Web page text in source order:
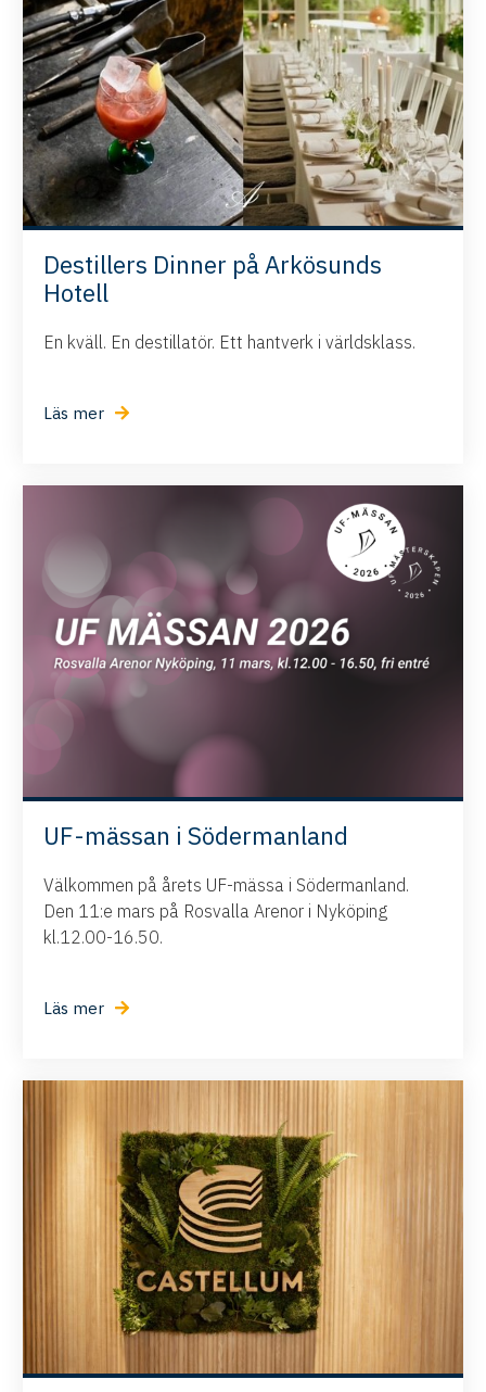
Destillers Dinner på Arkösunds
Hotell
En kväll. En destillatör. Ett hantverk i världsklass.
Läs mer
UF-mässan i Södermanland
Välkommen på årets UF-mässa i Södermanland.
Den 11:e mars på Rosvalla Arenor i Nyköping
kl.12.00-16.50.
Läs mer